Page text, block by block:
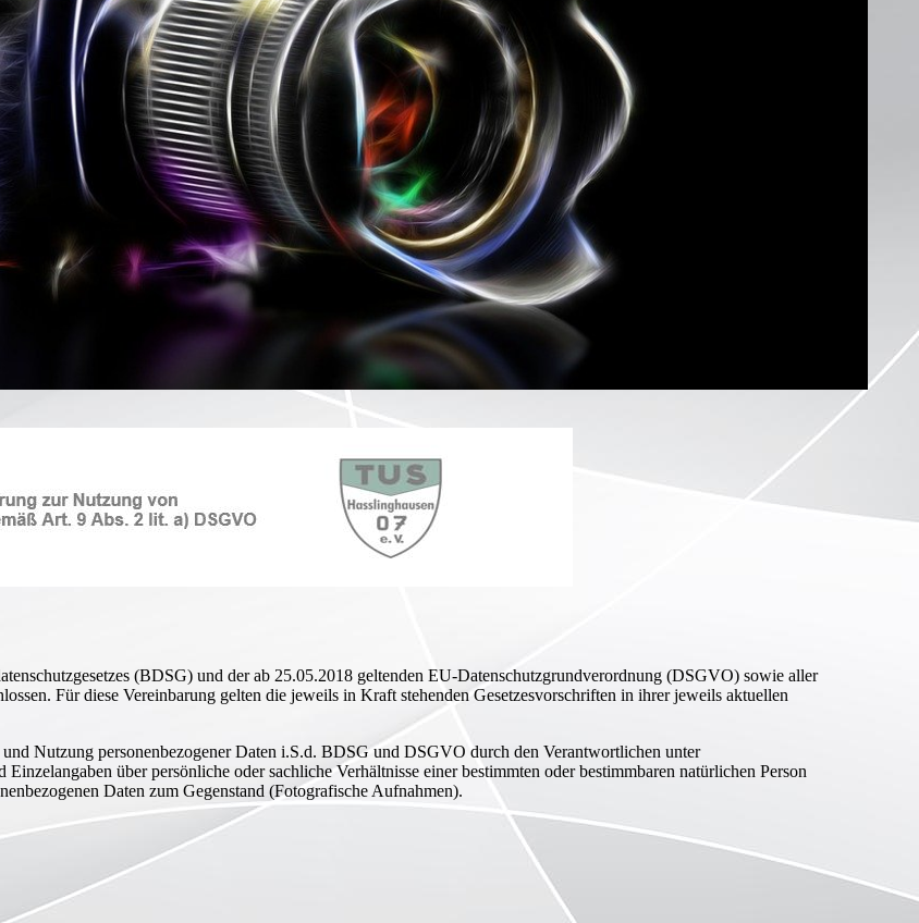
KACKTOR
PRESSESTIMMEN
ES IST LANGE
HER
ZUM GEDENKEN
KNEIPEN - QUIZ
(BDSG) und der ab 25.05.2018 geltenden EU-Datenschutzgrundverordnung (DSGVO) sowie aller
Für diese Vereinbarung gelten die jeweils in Kraft stehenden Gesetzesvorschriften in ihrer jeweils aktuellen
Nutzung personenbezogener Daten i.S.d. BDSG und DSGVO durch den Verantwortlichen unter
über persönliche oder sachliche Verhältnisse einer bestimmten oder bestimmbaren natürlichen Person
Daten zum Gegenstand (Fotografische Aufnahmen).